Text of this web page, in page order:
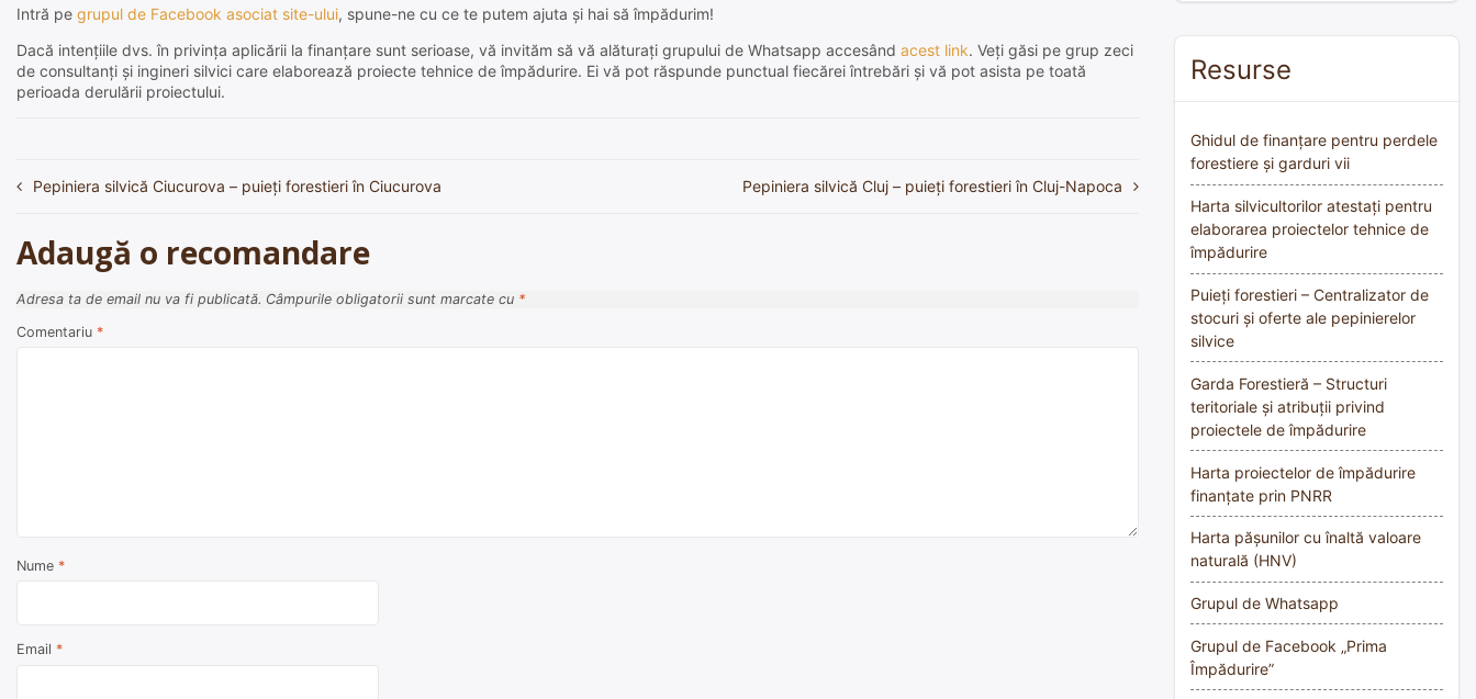
Intră pe grupul de Facebook asociat site-ului, spune-ne cu ce te putem ajuta și hai să împădurim!
Dacă intențiile dvs. în privința aplicării la finanțare sunt serioase, vă invităm să vă alăturați grupului de Whatsapp accesând acest link. Veți găsi pe grup zeci
de consultanți și ingineri silvici care elaborează proiecte tehnice de împădurire. Ei vă pot răspunde punctual fiecărei întrebări și vă pot asista pe toată
perioada derulării proiectului.
Navigare
articole
Pepiniera silvică Ciucurova – puieți forestieri în Ciucurova Pepiniera silvică Cluj – puieți forestieri în Cluj-Napoca
Adaugă o recomandare
Adresa ta de email nu va fi publicată. Câmpurile obligatorii sunt marcate cu *
Comentariu *
Nume *
Email *
Resurse
Ghidul de finanțare pentru perdele
forestiere și garduri vii
Harta silvicultorilor atestați pentru
elaborarea proiectelor tehnice de
împădurire
Puieți forestieri – Centralizator de
stocuri și oferte ale pepinierelor
silvice
Garda Forestieră – Structuri
teritoriale și atribuții privind
proiectele de împădurire
Harta proiectelor de împădurire
finanțate prin PNRR
Harta pășunilor cu înaltă valoare
naturală (HNV)
Grupul de Whatsapp
Grupul de Facebook „Prima
Împădurire”